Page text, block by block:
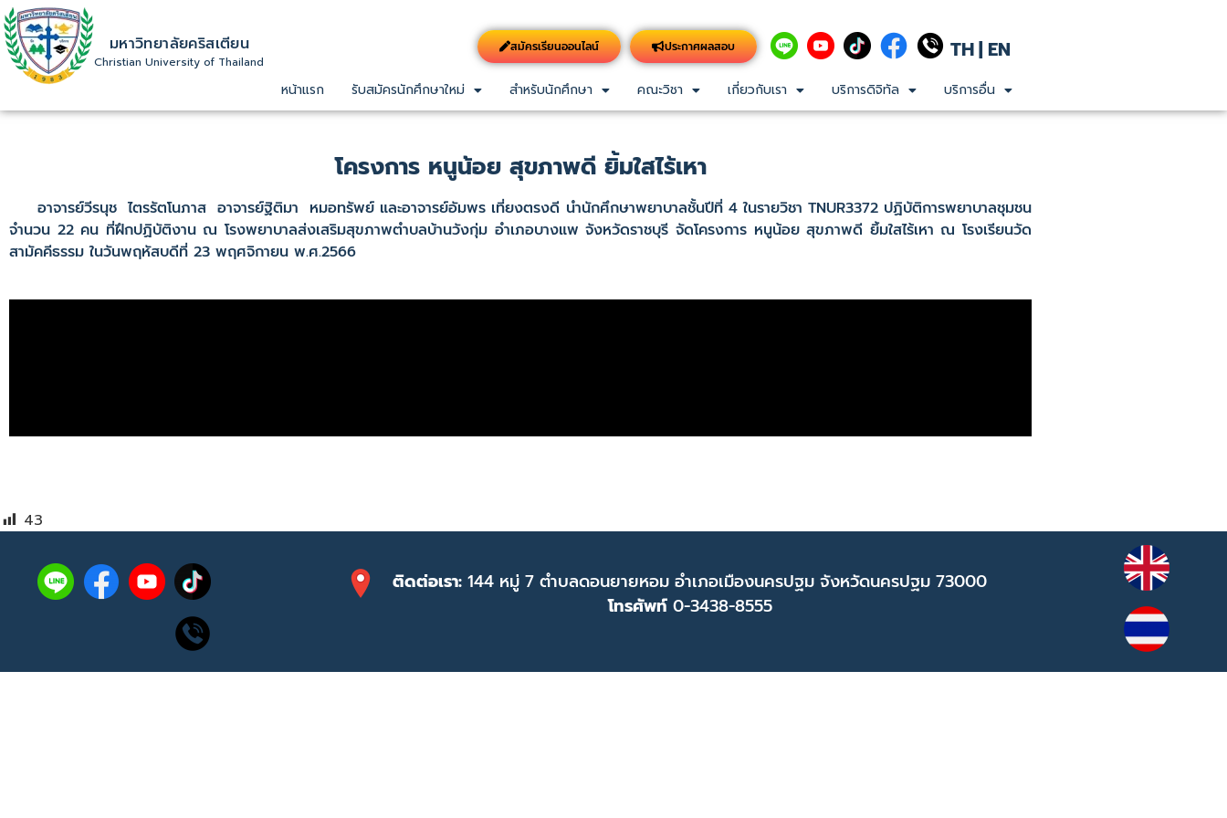
มหาวิทยาลัยคริสเตียน
Christian University of Thailand
สมัครเรียนออนไลน์ ประกาศผลสอบ TH| EN
หน้าแรก รับสมัครนักศึกษาใหม่ สำหรับนักศึกษา คณะวิชา เกี่ยวกับเรา บริการดิจิทัล บริการอื่น
โครงการ หนูน้อย สุขภาพดี ยิ้มใสไร้เหา
อาจารย์วีรนุช ไตรรัตโนภาส อาจารย์ฐิติมา หมอทรัพย์ และอาจารย์อัมพร เที่ยงตรงดี นำนักศึกษาพยาบาลชั้นปีที่ 4 ในรายวิชา TNUR3372 ปฏิบัติการพยาบาลชุมชน
จำนวน 22 คน ที่ฝึกปฏิบัติงาน ณ โรงพยาบาลส่งเสริมสุขภาพตำบลบ้านวังกุ่ม อำเภอบางแพ จังหวัดราชบุรี จัดโครงการ หนูน้อย สุขภาพดี ยิ้มใสไร้เหา ณ โรงเรียนวัด
สามัคคีธรรม ในวันพฤหัสบดีที่ 23 พฤศจิกายน พ.ศ.2566
43
ติดต่อเรา:144 หมู่ 7 ตำบลดอนยายหอม อำเภอเมืองนครปฐม จังหวัดนครปฐม 73000
โทรศัพท์0-3438-8555